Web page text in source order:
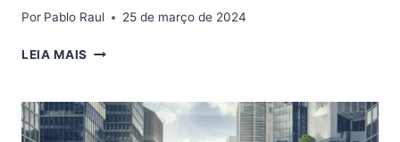
Por Pablo Raul 25 de março de 2024
LEIA MAIS PIRAJÁ
PEDACINHO
DO